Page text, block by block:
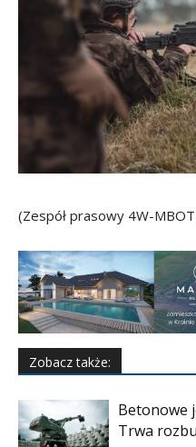
(Zespół prasowy 4W-
Zobacz także:
Betonowe
Trwa